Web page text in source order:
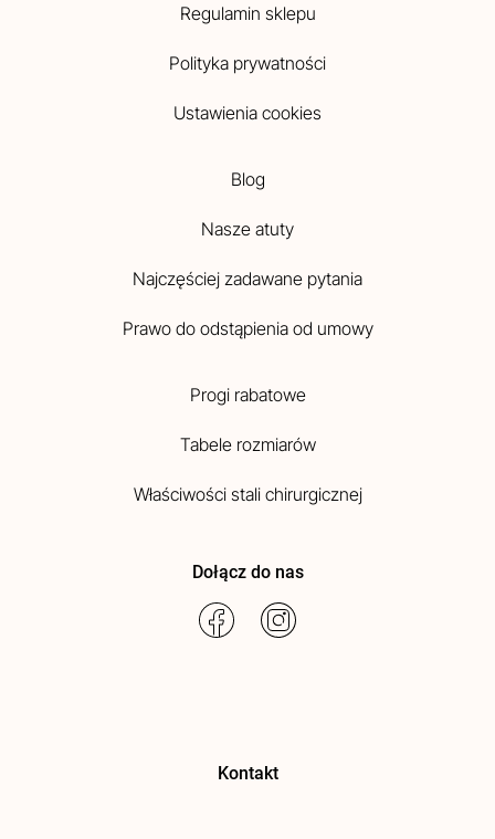
Regulamin sklepu
Polityka prywatności
Ustawienia cookies
Blog
Nasze atuty
Najczęściej zadawane pytania
Prawo do odstąpienia od umowy
Progi rabatowe
Tabele rozmiarów
Właściwości stali chirurgicznej
Dołącz do nas
Kontakt